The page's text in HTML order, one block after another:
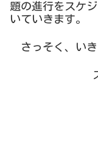
題の進行をスケ
いていきます。
さっそく、いき